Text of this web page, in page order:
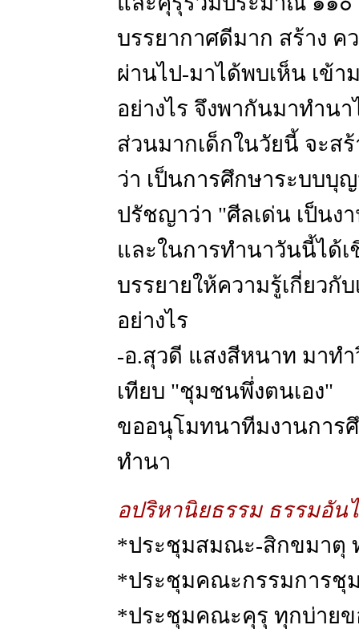
บรรยากาศดีมาก สร้าง ค
ผ่านไป-มาได้พบเห็น เข้
อย่างไร จึงพากันมาทำนา
ส่วนมากเด็กในวัยนี้ จะส
ว่า เป็นการศึกษาระบบ
ปรัชญาว่า "ศีลเด่น เป็นง
และในการทำนาวันนี้ได้
บรรยายให้ความรู้เกี่ยวกั
อย่างไร
-อ.สุวดี แสงสีหนาท มาท
เทียบ "ชุมชนพึ่งตนเอง"
ขออนุโมทนาทีมงานการ
ทำนา
อปริหานิยธรรม ธรรมอัน
*ประชุมสมณะ-สิกขมาตุ
*ประชุมคณะกรรมการชุ
*ประชุมคณะคุรุ ทุกบ่ายข